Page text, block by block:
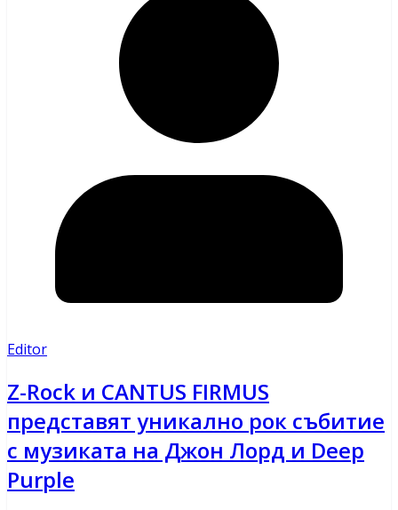
Editor
Z-Rock и CANTUS FIRMUS
представят уникално рок събитие
с музиката на Джон Лорд и Deep
Purple